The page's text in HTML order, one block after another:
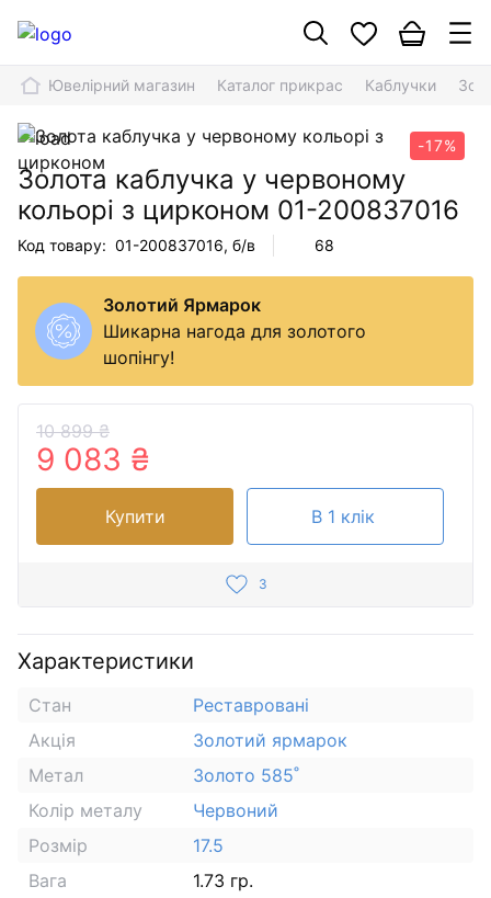
Ювелірний магазин Каталог прикрас Каблучки
-17%
Золота каблучка у червоному
кольорі з цирконом 01-200837016
Код товару: 01-200837016, б/в 68
Золотий Ярмарок
Шикарна нагода для золотого
шопінгу!
10 899 ₴
9 083 ₴
Купити В 1 клік
3
Характеристики
Стан
Реставровані
Акція
Золотий ярмарок
Метал
Золото 585˚
Колір металу
Червоний
Розмір
17.5
Вага
1.73 гр.